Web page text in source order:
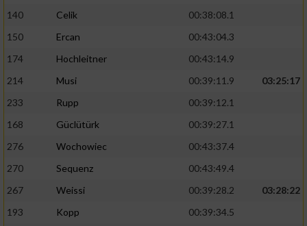
140
Celik
00:38:08.1
150
Ercan
00:43:04.3
174
Hochleitner
00:43:14.9
214
Musi 00:39:11.9
03:25:17
233
Rupp
00:39:12.1
168
Güclütürk
00:39:27.1
276
Wochowiec
00:43:37.4
270
Sequenz
00:43:49.4
267
Weissi 00:39:28.2
03:28:22
193
Kopp
00:39:34.5